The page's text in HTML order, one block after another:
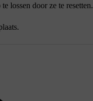
lossen door ze te resetten.